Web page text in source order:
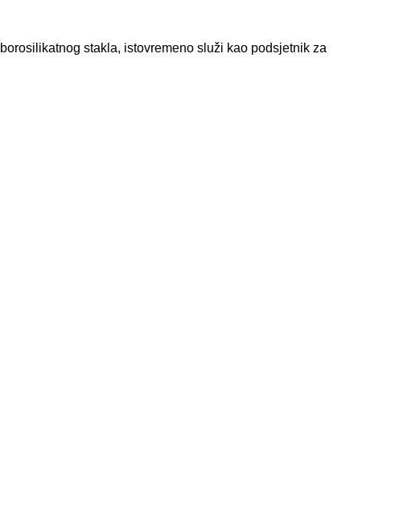
stakla, istovremeno služi kao podsjetnik za